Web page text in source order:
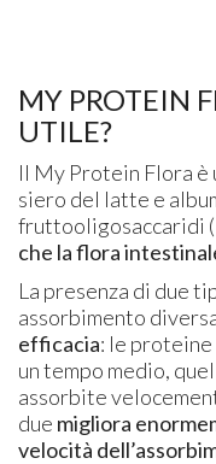
MY PROTEIN
UTILE?
Il My Protein Flora è
siero del latte e
fruttooligosaccaridi
che la flora
La presenza di due
assorbimento
efficacia: le proteine
un tempo medio,
assorbite
due migliora
velocità